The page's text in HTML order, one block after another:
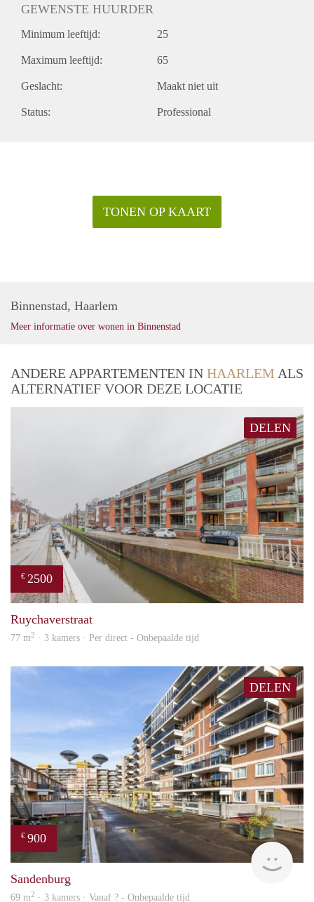
GEWENSTE HUURDER
Minimum leeftijd: 25
Maximum leeftijd: 65
Geslacht: Maakt niet uit
Status: Professional
TONEN OP KAART
Binnenstad, Haarlem
Meer informatie over wonen in Binnenstad
ANDERE APPARTEMENTEN IN HAARLEM ALS
ALTERNATIEF VOOR DEZE LOCATIE
DELEN
€ 2500
Ruychaverstraat
77 m2 · 3 kamers · Per direct - Onbepaalde tijd
DELEN
€ 900
Sandenburg
69 m2 · 3 kamers · Vanaf ? - Onbepaalde tijd